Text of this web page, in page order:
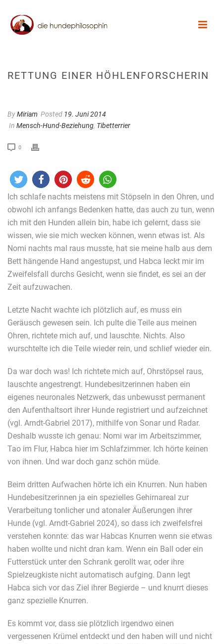
RETTUNG EINER HÖHLENFORSCHERIN
ByMiriam Posted 19. Juni 2014
In Mensch-Hund-Beziehung, Tibetterrier
0
Ich schlafe nachts meistens mit Stöpseln in den Ohren, und
obwohl ich anfangs Bedenken hatte, das auch zu tun, wenn
ich mit den Hunden allein bin, habe ich gelernt, dass sie
wissen, wie sie mich wecken können, wenn etwas ist. Als
Nomi nachts mal raus musste, hat sie meine halb aus dem
Bett hängende Hand angestupst, und Habca leckt mir im
Zweifelsfall durchs Gesicht, wenn sie findet, es sei an der
Zeit aufzuwachen.
Letzte Nacht wachte ich plötzlich auf, es muss ein
Geräusch gewesen sein. Ich pulte die Teile aus meinen
Ohren, richtete mich auf, und lauschte. Nichts. Also
wurschtelte ich die Teile wieder rein, und schlief wieder ein.
Da war doch was! Ich richtete mich auf, Ohrstöpsel raus,
lauschte angestrengt. Hundebesitzerinnen haben ein
eigenes neuronales Netzwerk, das unbewusst permanent
den Aufenthaltsort ihrer Hunde registriert und aufzeichnet
(vgl. Arndt-Gabriel 2017), mithilfe von Sonar und Radar.
Deshalb wusste ich genau: Nomi war im Arbeitszimmer,
Tao im Flur, Habca hier im Schlafzimmer. Ich hörte keinen
von ihnen. Und war doch ganz schön müde.
Beim dritten Aufwachen hörte ich ein Knurren. Nun haben
Hundebesitzerinnen ja ein spezielles Gehirnareal zur
Verarbeitung tonlicher und atonaler Äußerungen ihrer
Hunde (vgl. Arndt-Gabriel 2024), so dass ich zweifelsfrei
verstehen konnte: das war Habcas Knurren wenn sie etwas
haben wollte und nicht dran kam. Wenn ein Ball oder ein
Futterstück unter den Schrank gerollt war, oder ihre
Spielzeugkiste nicht automatisch aufging. Dann legt
Habca sich vor das Ziel ihrer Begierde – und knurrt dieses
ganz spezielle Knurren.
Es kommt vor, dass sie plötzlich irgendwo einen
vergessenen Krümel entdeckt und den haben will und nicht